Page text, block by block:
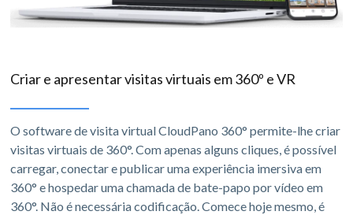
Criar e apresentar visitas virtuais em 360º e VR
O software de visita virtual CloudPano 360° permite-lhe criar
visitas virtuais de 360°. Com apenas alguns cliques, é possível
carregar, conectar e publicar uma experiência imersiva em
360° e hospedar uma chamada de bate-papo por vídeo em
360°. Não é necessária codificação. Comece hoje mesmo, é